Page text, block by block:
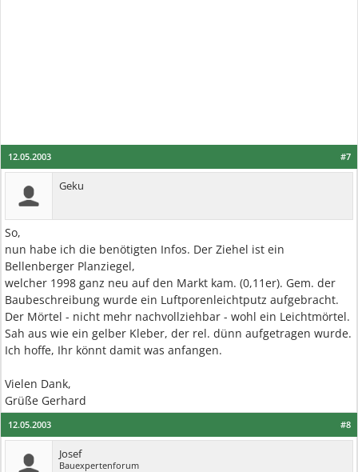
#7
12.05.2003
Geku
So,
nun habe ich die benötigten Infos. Der Ziehel ist ein
Bellenberger Planziegel,
welcher 1998 ganz neu auf den Markt kam. (0,11er). Gem. der
Baubeschreibung wurde ein Luftporenleichtputz aufgebracht.
Der Mörtel - nicht mehr nachvollziehbar - wohl ein Leichtmörtel.
Sah aus wie ein gelber Kleber, der rel. dünn aufgetragen wurde.
Ich hoffe, Ihr könnt damit was anfangen.
Vielen Dank,
Grüße Gerhard
#8
12.05.2003
Josef
Bauexpertenforum